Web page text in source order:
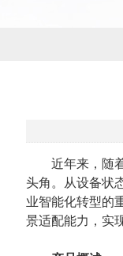
近年来，随
头角 。从设备状
业智能化转型的
景适配能力，实